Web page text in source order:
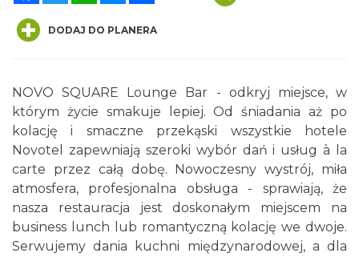
DODAJ DO PLANERA
NOVO SQUARE Lounge Bar - odkryj miejsce, w
którym życie smakuje lepiej. Od śniadania aż po
kolację i smaczne przekąski wszystkie hotele
Novotel zapewniają szeroki wybór dań i usług à la
carte przez całą dobę. Nowoczesny wystrój, miła
atmosfera, profesjonalna obsługa - sprawiają, że
nasza restauracja jest doskonałym miejscem na
business lunch lub romantyczną kolację we dwoje.
Serwujemy dania kuchni międzynarodowej, a dla